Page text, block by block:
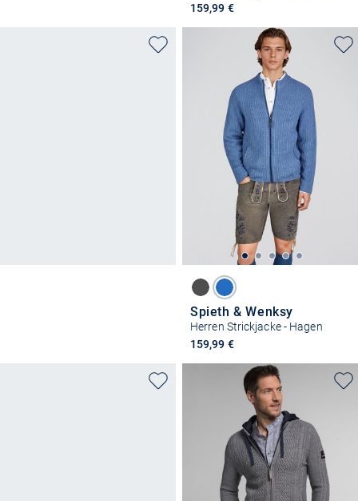
159,99 €
Spieth & Wenksy
Herren Strickjacke - Hagen
159,99 €